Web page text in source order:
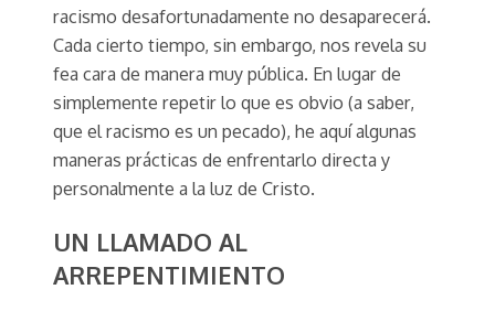
racismo desafortunadamente no desaparecerá.
Cada cierto tiempo, sin embargo, nos revela su
fea cara de manera muy pública. En lugar de
simplemente repetir lo que es obvio (a saber,
que el racismo es un pecado), he aquí algunas
maneras prácticas de enfrentarlo directa y
personalmente a la luz de Cristo.
UN LLAMADO AL
ARREPENTIMIENTO